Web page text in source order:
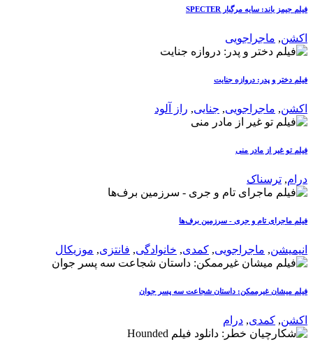
فیلم جیمز باند: سایه مرگبار SPECTER
اکشن, ماجراجویی
فیلم دختر و پدر: دروازه جنایت
اکشن, ماجراجویی, جنایی, راز آلود
فیلم تو غیر از مادر منی
درام, ترسناک
فیلم ماجرای تام و جری - سرزمین برف‌ها
انیمیشن, ماجراجویی, کمدی, خانوادگی, فانتزی, موزیکال
فیلم میشان غیرممکن: داستان شجاعت سه پسر جوان
اکشن, کمدی, درام